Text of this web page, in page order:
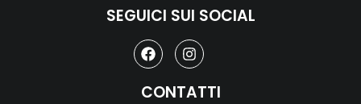
SEGUICI SUI SOCIAL
CONTATTI